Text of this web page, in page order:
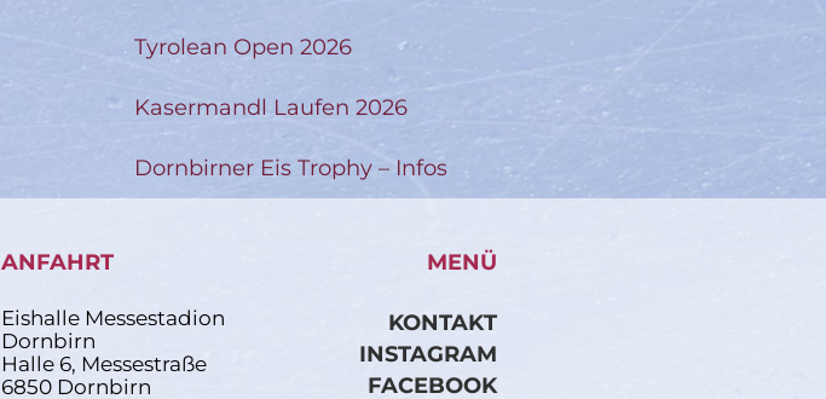
Tyrolean Open 2026
Kasermandl Laufen 2026
Dornbirner Eis Trophy – Infos
ANFAHRT
Eishalle Messestadion
Dornbirn
Halle 6, Messestraße
6850 Dornbirn
MENÜ
KONTAKT
INSTAGRAM
FACEBOOK